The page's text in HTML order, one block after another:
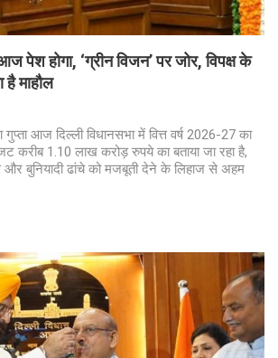
पेश होगा, ‘ग्रीन विजन’ पर जोर, विपक्ष के
है माहौल
गुप्ता आज दिल्ली विधानसभा में वित्त वर्ष 2026-27 का
करीब 1.10 लाख करोड़ रुपये का बताया जा रहा है,
और बुनियादी ढांचे को मजबूती देने के लिहाज से अहम